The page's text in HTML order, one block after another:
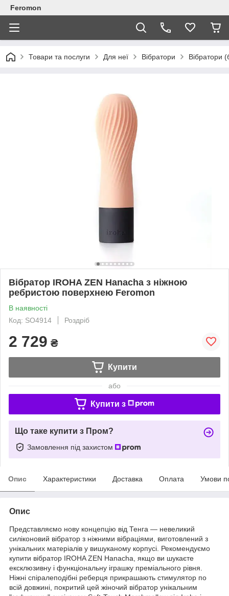
Feromon
Товари та послуги Для неї Вібратори Вібратори
Вібратор IROHA ZEN Hanacha з ніжною
ребристою поверхнею Feromon
В наявності
Код: SO4914
Роздріб
2 729 ₴
Купити
або
Купити з
Що таке купити з Пром?
Замовлення під захистом
Опис Характеристики Доставка Оплата Умови
Опис
Представляємо нову концепцію від Тенга — невеликий
силіконовий вібратор з ніжними вібраціями, виготовлений з
унікальних матеріалів у вишуканому корпусі. Рекомендуємо
купити вібратор IROHA ZEN Hanacha, якщо ви шукаєте
ексклюзивну і функціональну іграшку преміального рівня.
Ніжні спіралеподібні реберця прикрашають стимулятор по
всій довжині, покритий цей жіночий вібратор унікальним